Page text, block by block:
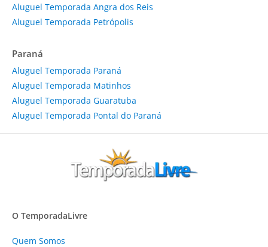
Aluguel Temporada Angra dos Reis
Aluguel Temporada Petrópolis
Paraná
Aluguel Temporada Paraná
Aluguel Temporada Matinhos
Aluguel Temporada Guaratuba
Aluguel Temporada Pontal do Paraná
O TemporadaLivre
Quem Somos